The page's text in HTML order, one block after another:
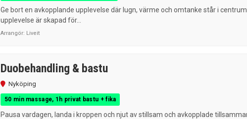
Ge bort en avkopplande upplevelse där lugn, värme och omtanke står i
upplevelse är skapad för...
Arrangör: Liveit
Duobehandling & bastu
Nyköping
50 min massage, 1h privat bastu + fika
Pausa vardagen, landa i kroppen och njut av stillsam och avkopplade